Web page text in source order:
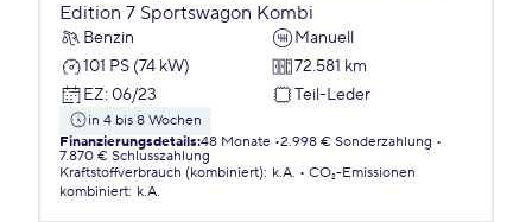
Edition 7 Sportswagon Kombi
Benzin
Manuell
101 PS (74 kW)
72.581 km
EZ: 06/23 Teil-Leder
in 4 bis 8 Wochen
Finanzierungsdetails:48 Monate 2.998 € Sonderzahlung
7.870 € Schlusszahlung
Kraftstoffverbrauch (kombiniert): k.A.
CO₂-Emissionen
kombiniert: k.A.